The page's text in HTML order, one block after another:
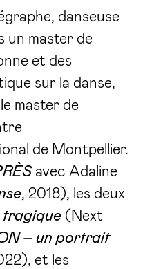
danseuse
un master de
et des
sur la danse,
le master de
de Montpellier.
avec Adaline
, 2018), les deux
tragique (Next
– un portrait
et les